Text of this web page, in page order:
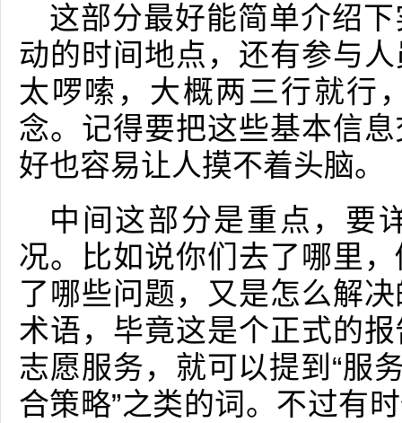
这部分最好能简单介绍
动的时间地点，还有参与
太啰嗦，大概两三行就行
念。记得要把这些基本信
好也容易让人摸不着头脑。
中间这部分是重点，要
况。比如说你们去了哪里
了哪些问题，又是怎么解
术语，毕竟这是个正式的
志愿服务，就可以提到“服
合策略”之类的词。不过有